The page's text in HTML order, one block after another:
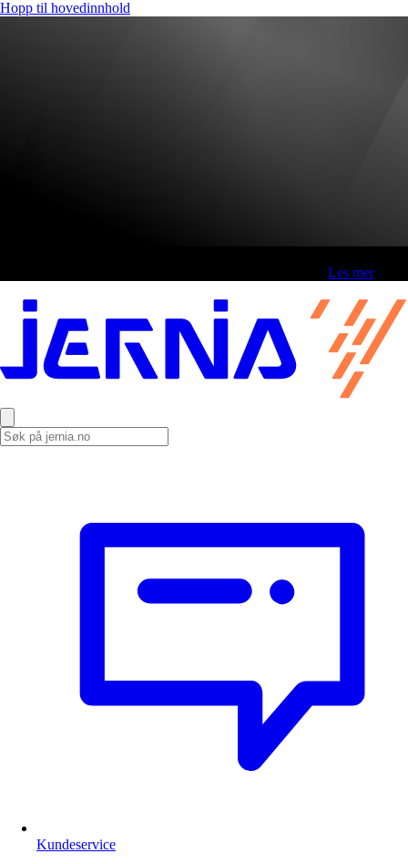
Hopp til hovedinnhold
Les mer
Kundeservice